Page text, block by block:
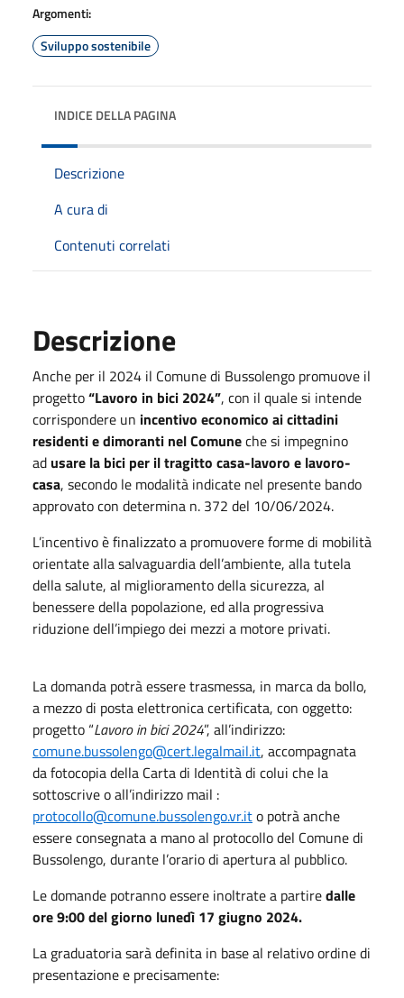
Argomenti:
Sviluppo sostenibile
INDICE DELLA PAGINA
Descrizione
A cura di
Contenuti correlati
Descrizione
Anche per il 2024 il Comune di Bussolengo promuove il
progetto“Lavoro in bici 2024”, con il quale si intende
corrispondere un incentivo economico ai cittadini
residenti e dimoranti nel Comuneche si impegnino
ad usare la bici per il tragitto casa-lavoro e lavoro-
casa, secondo le modalità indicate nel presente bando
approvato con determina n. 372 del 10/06/2024.
L’incentivo è finalizzato a promuovere forme di mobilità
orientate alla salvaguardia dell’ambiente, alla tutela
della salute, al miglioramento della sicurezza, al
benessere della popolazione, ed alla progressiva
riduzione dell’impiego dei mezzi a motore privati.
La domanda potrà essere trasmessa, in marca da bollo,
a mezzo di posta elettronica certificata, con oggetto:
progetto “Lavoro in bici 2024”, all’indirizzo:
comune.bussolengo@cert.legalmail.it, accompagnata
da fotocopia della Carta di Identità di colui che la
sottoscrive o all’indirizzo mail :
protocollo@comune.bussolengo.vr.ito potrà anche
essere consegnata a mano al protocollo del Comune di
Bussolengo, durante l’orario di apertura al pubblico.
Le domande potranno essere inoltrate a partiredalle
ore 9:00 del giorno lunedì 17 giugno 2024.
La graduatoria sarà definita in base al relativo ordine di
presentazione e precisamente: